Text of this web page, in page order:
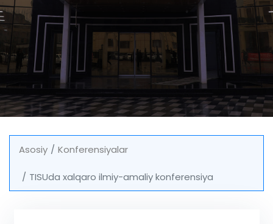
Asosiy Konferensiyalar
TISUda xalqaro ilmiy-amaliy konferensiya